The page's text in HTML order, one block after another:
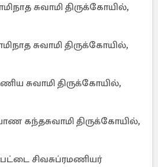
சுவாமி திருக்கோயில்,
சுவாமி திருக்கோயில்,
சுவாமி திருக்கோயில்,
கந்தசுவாமி திருக்கோயில்,
சிவசுப்ரமணியர்